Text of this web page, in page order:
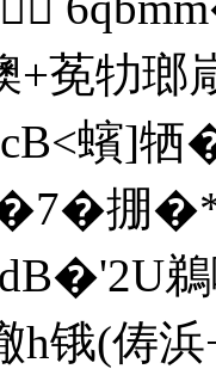
莬牞
蠙]牺
掤
鵜
h锇(俦